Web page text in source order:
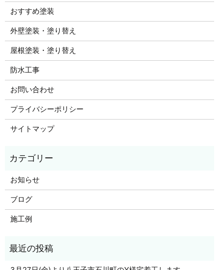
おすすめ塗装
外壁塗装・塗り替え
屋根塗装・塗り替え
防水工事
お問い合わせ
プライバシーポリシー
サイトマップ
お知らせ
ブログ
施工例